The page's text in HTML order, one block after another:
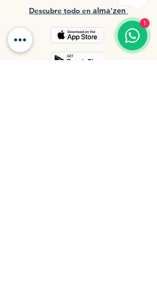
Descubre todo en a lma'zen
1